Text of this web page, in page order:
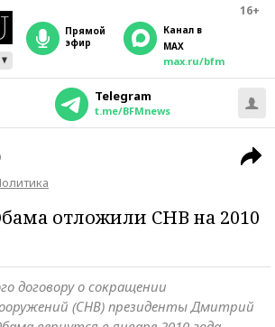
16+
прямой
эфир
Канал в
MAX
max.ru/bfm
Telegram
t.me/BFMnews
отложили СНВ на 2010
договору о сокращении
(СНВ) президенты Дмитрий